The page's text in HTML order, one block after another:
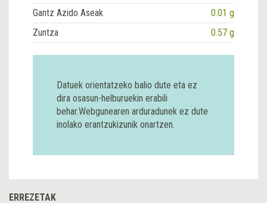
Gantz Azido Aseak
0.01 g
Zuntza
0.57 g
Datuek orientatzeko balio dute eta ez
dira osasun-helburuekin erabili
behar.Webgunearen arduradunek ez dute
inolako erantzukizunik onartzen.
ERREZETAK